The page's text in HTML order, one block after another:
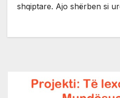
shqiptare. Ajo shërben si